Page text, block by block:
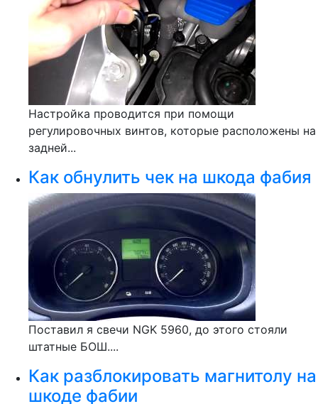
Настройка проводится при помощи
регулировочных винтов, которые расположены на
задней...
Как обнулить чек на шкода фабия
Поставил я свечи NGK 5960, до этого стояли
штатные БОШ....
Как разблокировать магнитолу на
шкоде фабии